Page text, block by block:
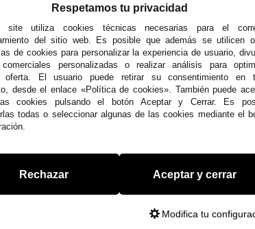
Devoluciones
Privacidad
Generales
Cookies
Av. Plaza de Toros. Local 3
Córdoba
C/ Ingeniero Iribarren, 14
Alzira - Valencia
C/ Esplugues, 135
info@steielectronica.com
Respetamos tu privacidad
site utiliza cookies técnicas necesarias para el
del sitio web. Es posible que además se utilicen
de cookies para personalizar la experiencia de usuario,
personalizadas o realizar análisis para
oferta. El usuario puede retirar su consentimiento en
desde el enlace «Política de cookies». También puede
cookies pulsando el botón Aceptar y Cerrar. Es
todas o seleccionar algunas de las cookies mediante el
Rechazar Aceptar y cerrar
Modifica tu